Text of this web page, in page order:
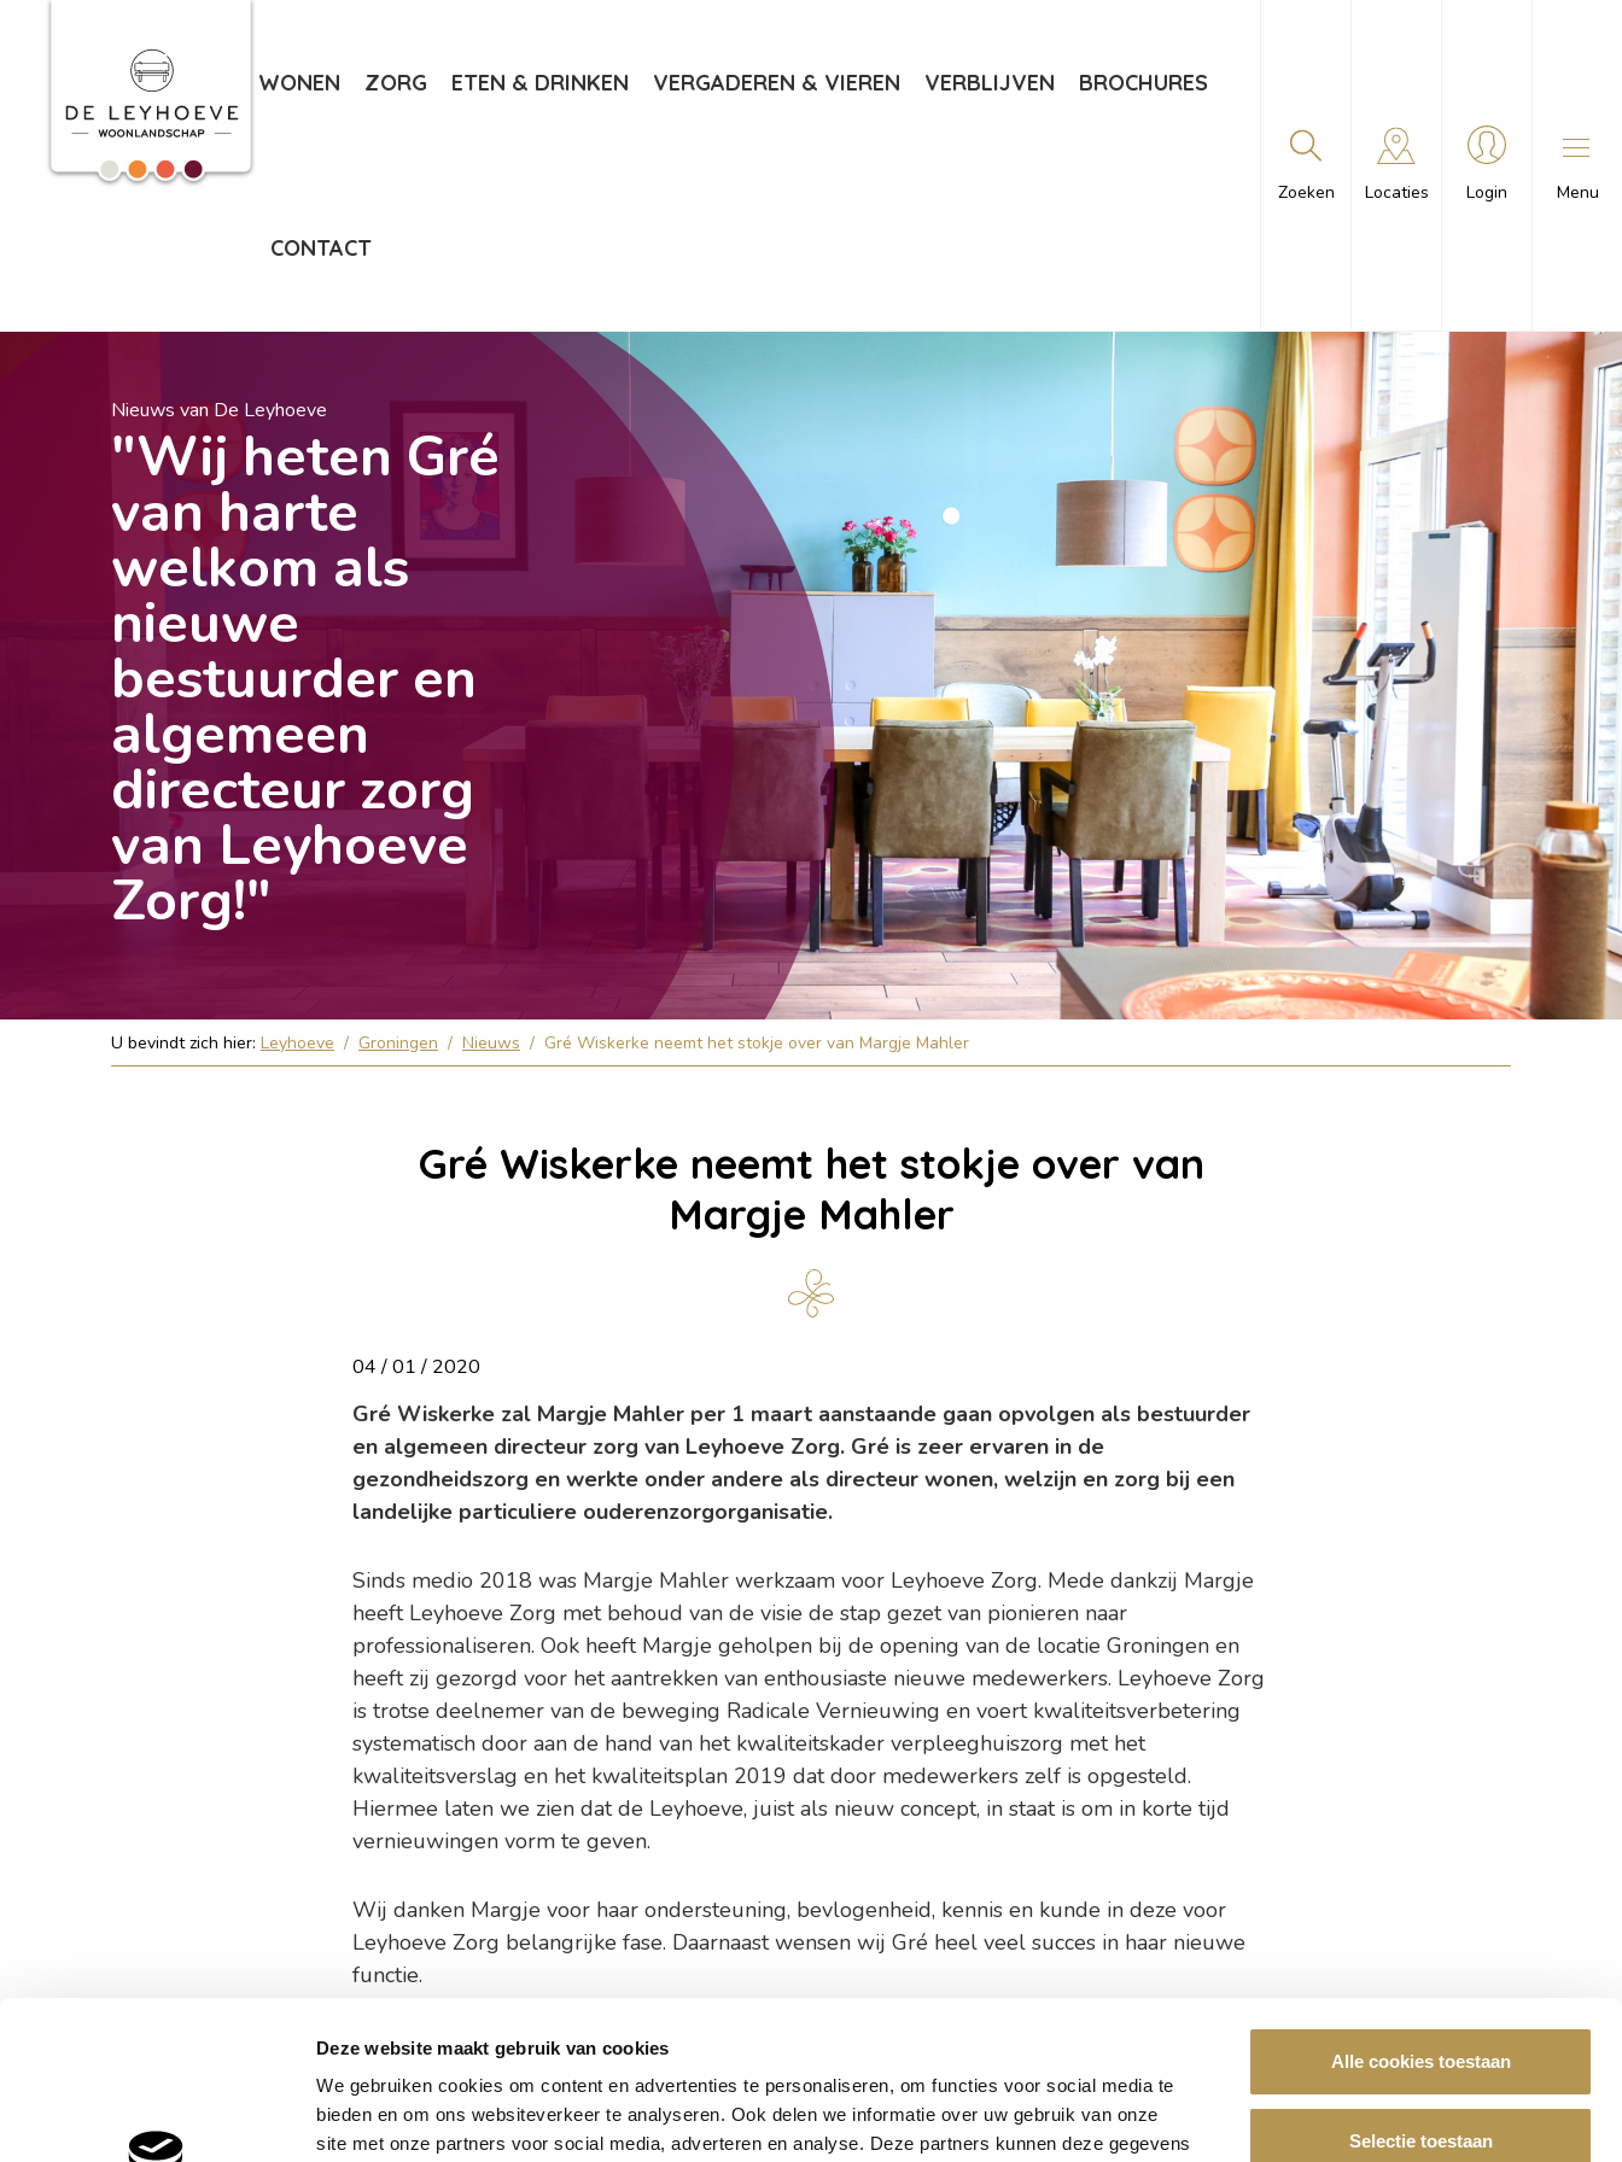
Deze website maakt gebruik van cookies
We gebruiken cookies om content en advertenties te personaliseren, om functies voor social media te
bieden en om ons websiteverkeer te analyseren. Ook delen we informatie over uw gebruik van onze
site met onze partners voor social media, adverteren en analyse. Deze partners kunnen deze gegevens
Alle cookies toestaan
Selectie toestaan
WONEN ZORG ETEN & DRINKEN VERGADEREN & VIEREN VERBLIJVEN BROCHURES
CONTACT
Zoeken Locaties Login Menu
Nieuws van De Leyhoeve
"Wij heten Gré
van harte
welkom als
nieuwe
bestuurder en
algemeen
directeur zorg
van Leyhoeve
Zorg!"
U bevindt zich hier: Leyhoeve / Groningen / Nieuws / Gré Wiskerke neemt het stokje over van Margje Mahler
Gré Wiskerke neemt het stokje over van
Margje Mahler
04 / 01 / 2020
Gré Wiskerke zal Margje Mahler per 1 maart aanstaande gaan opvolgen als bestuurder
en algemeen directeur zorg van Leyhoeve Zorg. Gré is zeer ervaren in de
gezondheidszorg en werkte onder andere als directeur wonen, welzijn en zorg bij een
landelijke particuliere ouderenzorgorganisatie.
Sinds medio 2018 was Margje Mahler werkzaam voor Leyhoeve Zorg. Mede dankzij Margje
heeft Leyhoeve Zorg met behoud van de visie de stap gezet van pionieren naar
professionaliseren. Ook heeft Margje geholpen bij de opening van de locatie Groningen en
heeft zij gezorgd voor het aantrekken van enthousiaste nieuwe medewerkers. Leyhoeve Zorg
is trotse deelnemer van de beweging Radicale Vernieuwing en voert kwaliteitsverbetering
systematisch door aan de hand van het kwaliteitskader verpleeghuiszorg met het
kwaliteitsverslag en het kwaliteitsplan 2019 dat door medewerkers zelf is opgesteld.
Hiermee laten we zien dat de Leyhoeve, juist als nieuw concept, in staat is om in korte tijd
vernieuwingen vorm te geven.
Wij danken Margje voor haar ondersteuning, bevlogenheid, kennis en kunde in deze voor
Leyhoeve Zorg belangrijke fase. Daarnaast wensen wij Gré heel veel succes in haar nieuwe
functie.
Woonlandschap de Leyhoeve Groningen
Helperpark 258-L | 9723 ZA Groningen
Werken bij De Leyhoeve?